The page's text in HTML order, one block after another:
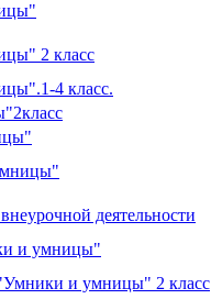
2 класс
4 класс.
деятельности
и умницы"
"Умники и умницы" 2 класс